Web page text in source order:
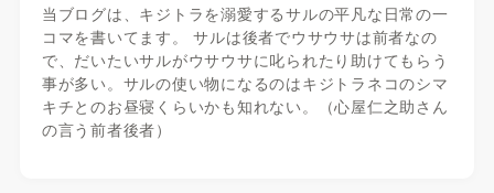
当ブログは、キジトラを溺愛するサルの平凡な日常の一
コマを書いてます。 サルは後者でウサウサは前者なの
で、だいたいサルがウサウサに叱られたり助けてもらう
事が多い。サルの使い物になるのはキジトラネコのシマ
キチとのお昼寝くらいかも知れない。（心屋仁之助さん
の言う前者後者）